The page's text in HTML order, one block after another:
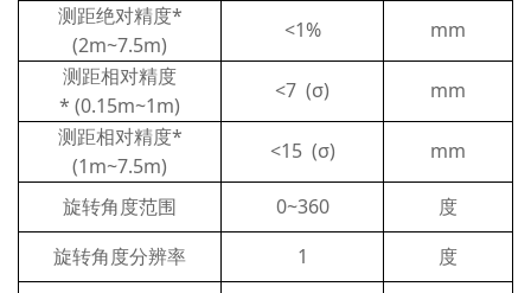
测距绝对精度*
(2m~7.5m)
<1%
mm
测距相对精度
* (0.15m~1m)
<7 (σ)
mm
测距相对精度*
(1m~7.5m)
<15 (σ) mm
旋转角度范围 0~360
度
旋转角度分辨率
1
度